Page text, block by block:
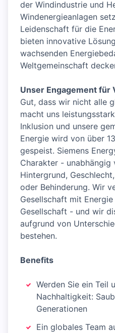
der Windindustrie und
Windenergieanlagen
Leidenschaft für die
bieten innovative
wachsenden
Weltgemeinschaft
Unser Engagement für
Gut, dass wir nicht alle
macht uns
Inklusion und unsere
Energie wird von über
gespeist. Siemens
Charakter - unabhängig
Hintergrund,
oder Behinderung. Wir
Gesellschaft mit
Gesellschaft - und wir
aufgrund von
bestehen.
Benefits
Werden Sie ein Teil
Nachhaltigkeit:
Generationen
Ein globales Team